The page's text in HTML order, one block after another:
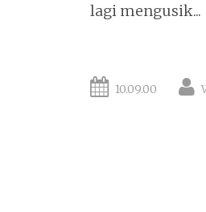
lagi mengusik...
10.09.00